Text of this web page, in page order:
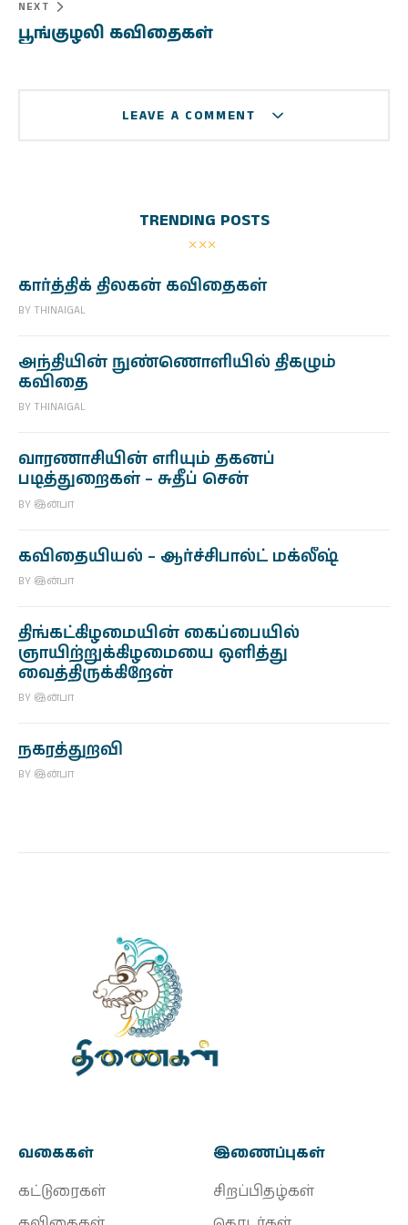
NEXT
பூங்குழலி கவிதைகள்
LEAVE A COMMENT
TRENDING POSTS
கார்த்திக் திலகன் கவிதைகள்
BY THINAIGAL
அந்தியின் நுண்ணொளியில் திகழும்
கவிதை
BY THINAIGAL
வாரணாசியின் எரியும் தகனப்
படித்துறைகள் – சுதீப் சென்
BY இன்பா
கவிதையியல் – ஆர்ச்சிபால்ட் மக்லீஷ்
BY இன்பா
திங்கட்கிழமையின் கைப்பையில்
ஞாயிற்றுக்கிழமையை ஒளித்து
வைத்திருக்கிறேன்
BY இன்பா
நகரத்துறவி
BY இன்பா
வகைகள்
கட்டுரைகள்
இணைப்புகள்
சிறப்பிதழ்கள்